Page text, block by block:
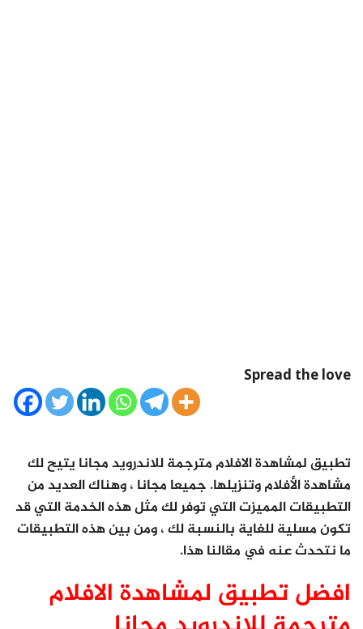
Spread the love
تطبيق لمشاهدة الافلام مترجمة للاندرويد مجانا يتيح لك
مشاهدة الأفلام وتنزيلها. جميعا مجانا ، وهناك العديد من
التطبيقات المميزت التي توفر لك مثل هذه الخدمة التي قد
تكون مسلية للغاية بالنسبة لك ، ومن بين هذه التطبيقات
ما نتحدث عنه في مقالنا هذا.
افضل تطبيق لمشاهدة الافلام